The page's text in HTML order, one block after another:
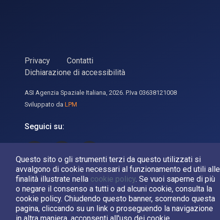
Questo sito o gli strumenti terzi da questo utilizzati si
avvalgono di cookie necessari al funzionamento ed utili alle
finalità illustrate nella cookie policy. Se vuoi saperne di più
o negare il consenso a tutti o ad alcuni cookie, consulta la
cookie policy. Chiudendo questo banner, scorrendo questa
pagina, cliccando su un link o proseguendo la navigazione
Privacy
Contatti
Dichiarazione di accessibilità
ASI Agenzia Spaziale Italiana, 2026. P.Iva 03638121008
Sviluppato da LPM
Seguici su: